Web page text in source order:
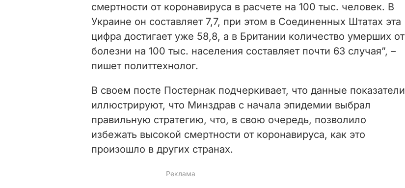
смертности от коронавируса в расчете на 100 тыс. человек. В
Украине он составляет 7,7, при этом в Соединенных Штатах эта
цифра достигает уже 58,8, а в Британии количество умерших от
болезни на 100 тыс. населения составляет почти 63 случая”, –
пишет политтехнолог.
В своем посте Постернак подчеркивает, что данные показатели
иллюстрируют, что Минздрав с начала эпидемии выбрал
правильную стратегию, что, в свою очередь, позволило
избежать высокой смертности от коронавируса, как это
произошло в других странах.